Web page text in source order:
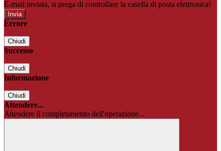
E-mail inviata, si prega di controllare la casella di posta elettronica!
Errore
Chiudi
Successo
Chiudi
Informazione
Chiudi
Attendere...
Attendere il completamento dell'operazione...